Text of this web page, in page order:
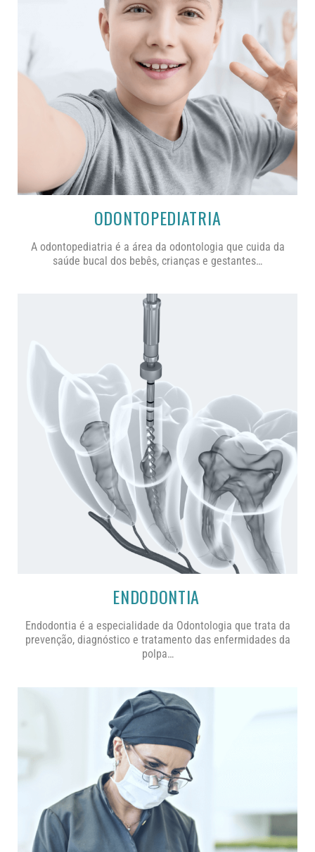
ODONTOPEDIATRIA
A odontopediatria é a área da odontologia que cuida da
saúde bucal dos bebês, crianças e gestantes…
ENDODONTIA
Endodontia é a especialidade da Odontologia que trata da
prevenção, diagnóstico e tratamento das enfermidades da
polpa…